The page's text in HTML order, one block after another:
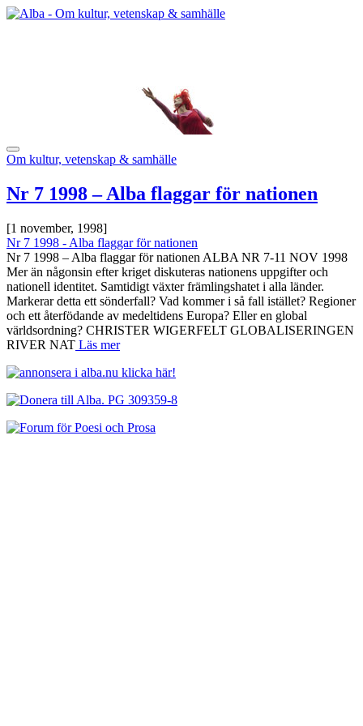
Om kultur, vetenskap & samhälle
Nr 7 1998 – Alba flaggar för nationen
[1 november, 1998]
Nr 7 1998 - Alba flaggar för nationen
Nr 7 1998 – Alba flaggar för nationen ALBA NR 7-11 NOV 1998
Mer än någonsin efter kriget diskuteras nationens uppgifter och
nationell identitet. Samtidigt växter främlingshatet i alla länder.
Markerar detta ett sönderfall? Vad kommer i så fall istället? Regioner
och ett återfödande av medeltidens Europa? Eller en global
världsordning? CHRISTER WIGERFELT GLOBALISERINGEN
RIVER NAT Läs mer